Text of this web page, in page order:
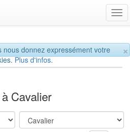
×
nous donnez expressément votre
Plus d'infos.
Cavalier